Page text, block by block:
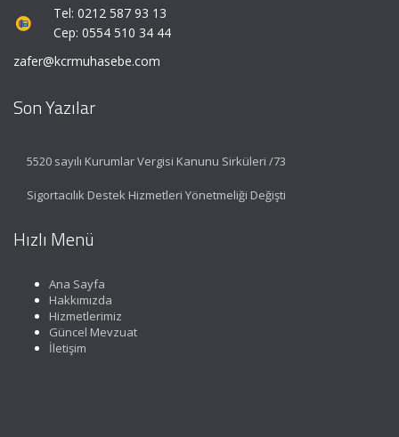
Tel: 0212 587 93 13
Cep: 0554 510 34 44
zafer@kcrmuhasebe.com
Son Yazılar
5520 sayılı Kurumlar Vergisi Kanunu Sirküleri /73
Sigortacılık Destek Hizmetleri Yönetmeliği Değişti
Hızlı Menü
Ana Sayfa
Hakkımızda
Hizmetlerimiz
Güncel Mevzuat
İletişim